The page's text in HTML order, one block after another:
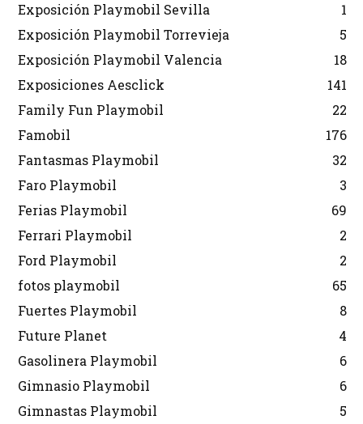
Exposición Playmobil Sevilla
1
Exposición Playmobil Torrevieja
5
Exposición Playmobil Valencia
18
Exposiciones Aesclick
141
Family Fun Playmobil
22
Famobil
176
Fantasmas Playmobil
32
Faro Playmobil
3
Ferias Playmobil
69
Ferrari Playmobil
2
Ford Playmobil
2
fotos playmobil
65
Fuertes Playmobil
8
Future Planet
4
Gasolinera Playmobil
6
Gimnasio Playmobil
6
Gimnastas Playmobil
5